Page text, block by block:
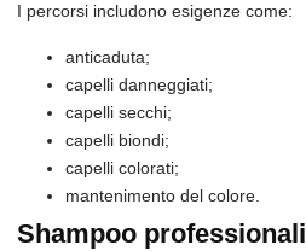
I percorsi includono esigenze come:
anticaduta;
capelli danneggiati;
capelli secchi;
capelli biondi;
capelli colorati;
mantenimento del colore.
Shampoo professionali